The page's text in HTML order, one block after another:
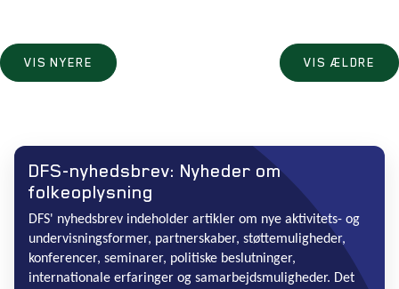
VIS NYERE VIS ÆLDRE
DFS-nyhedsbrev: Nyheder om
folkeoplysning
DFS' nyhedsbrev indeholder artikler om nye aktivitets- og
undervisningsformer, partnerskaber, støttemuligheder,
konferencer, seminarer, politiske beslutninger,
internationale erfaringer og samarbejdsmuligheder. Det